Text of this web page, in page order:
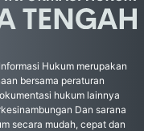
Hukum merupakan
bersama peraturan
hukum lainnya
Dan sarana
secara mudah, cepat dan